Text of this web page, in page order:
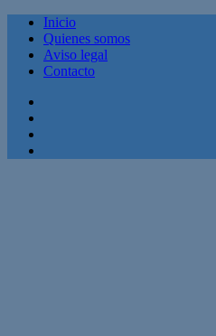
Inicio
Quienes somos
Aviso legal
Contacto